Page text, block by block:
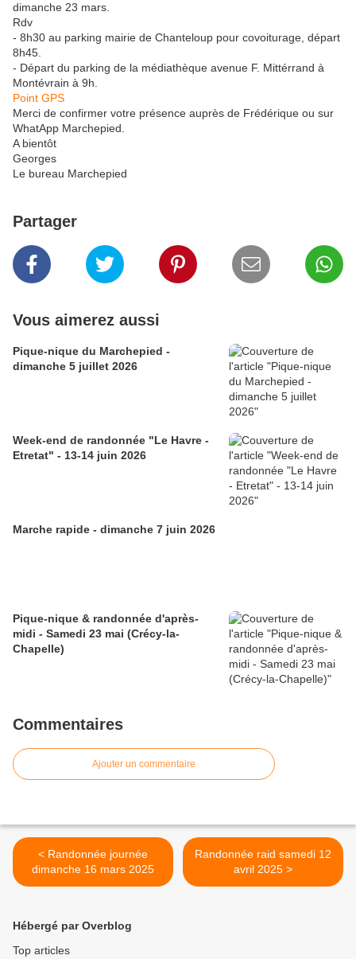
dimanche 23 mars.
Rdv
- 8h30 au parking mairie de Chanteloup pour covoiturage, départ
8h45.
- Départ du parking de la médiathèque avenue F. Mittérrand à
Montévrain à 9h.
Point GPS
Merci de confirmer votre présence auprès de Frédérique ou sur
WhatApp Marchepied.
A bientôt
Georges
Le bureau Marchepied
Partager
Vous aimerez aussi
Pique-nique du Marchepied -
dimanche 5 juillet 2026
Week-end de randonnée "Le Havre -
Etretat" - 13-14 juin 2026
Marche rapide - dimanche 7 juin 2026
Pique-nique & randonnée d'après-
midi - Samedi 23 mai (Crécy-la-
Chapelle)
Commentaires
Ajouter un commentaire
< Randonnée journée
dimanche 16 mars 2025
Randonnée raid samedi 12
avril 2025 >
Hébergé par Overblog
Top articles